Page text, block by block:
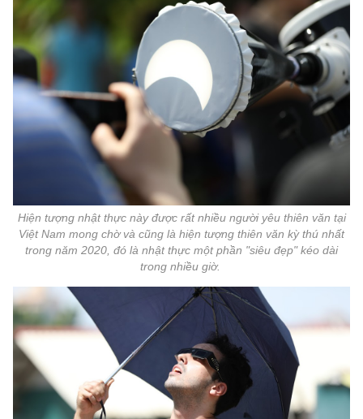
Hiện tượng nhật thực này được rất nhiều người yêu thiên văn tại
Việt Nam mong chờ và cũng là hiện tượng thiên văn kỳ thú nhất
trong năm 2020, đó là nhật thực một phần "siêu đẹp" kéo dài
trong nhiều giờ.